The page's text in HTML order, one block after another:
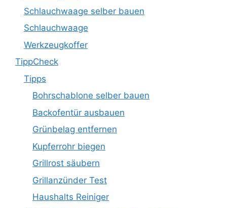
Schlauchwaage selber bauen
Schlauchwaage
Werkzeugkoffer
TippCheck
Tipps
Bohrschablone selber bauen
Backofentür ausbauen
Grünbelag entfernen
Kupferrohr biegen
Grillrost säubern
Grillanzünder Test
Haushalts Reiniger